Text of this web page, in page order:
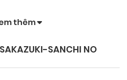
thêm
SANCHI NO